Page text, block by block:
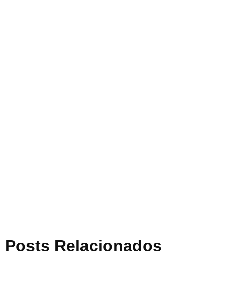
Posts Relacionados